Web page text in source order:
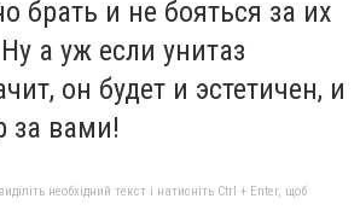
брать и не бояться за их
а уж если унитаз
он будет и эстетичен, и
за вами!
необхідний текст і натисніть Ctrl + Enter, щоб